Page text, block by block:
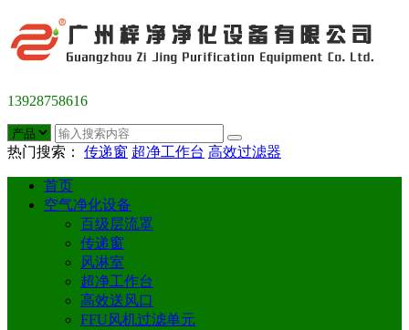
13928758616
热门搜索： 传递窗 超净工作台 高效过滤器
首页
空气净化设备
百级层流罩
传递窗
风淋室
超净工作台
高效送风口
FFU风机过滤单元